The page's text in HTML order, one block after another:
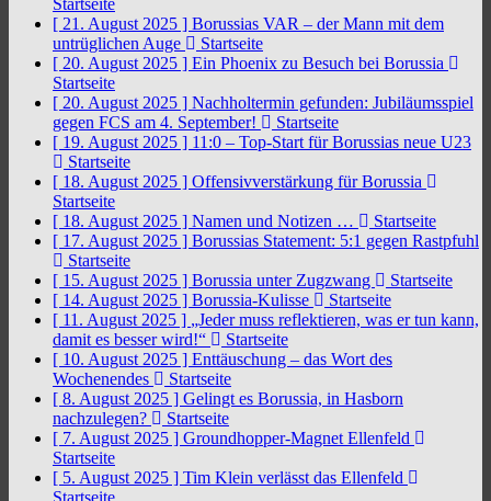
Startseite
[ 21. August 2025 ] Borussias VAR – der Mann mit dem
untrüglichen Auge
Startseite
[ 20. August 2025 ] Ein Phoenix zu Besuch bei Borussia
Startseite
[ 20. August 2025 ] Nachholtermin gefunden: Jubiläumsspiel
gegen FCS am 4. September!
Startseite
[ 19. August 2025 ] 11:0 – Top-Start für Borussias neue U23
Startseite
[ 18. August 2025 ] Offensivverstärkung für Borussia
Startseite
[ 18. August 2025 ] Namen und Notizen …
Startseite
[ 17. August 2025 ] Borussias Statement: 5:1 gegen Rastpfuhl
Startseite
[ 15. August 2025 ] Borussia unter Zugzwang
Startseite
[ 14. August 2025 ] Borussia-Kulisse
Startseite
[ 11. August 2025 ] „Jeder muss reflektieren, was er tun kann,
damit es besser wird!“
Startseite
[ 10. August 2025 ] Enttäuschung – das Wort des
Wochenendes
Startseite
[ 8. August 2025 ] Gelingt es Borussia, in Hasborn
nachzulegen?
Startseite
[ 7. August 2025 ] Groundhopper-Magnet Ellenfeld
Startseite
[ 5. August 2025 ] Tim Klein verlässt das Ellenfeld
Startseite